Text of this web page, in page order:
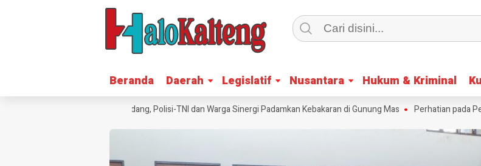
Beranda Daerah Legislatif Nusantara Hukum & Kriminal
Beranda Daerah Legislatif Nusantara Hukum & Kriminal
Rumah Warga Petak Bahandang, Polisi-TNI dan Warga Sinergi Padamkan Kebakaran di Gunung Mas Perhatian pada